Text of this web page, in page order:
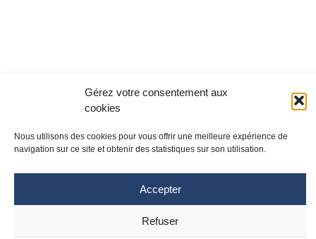
Gérez votre consentement aux
cookies
Nous utilisons des cookies pour vous offrir une meilleure expérience de
navigation sur ce site et obtenir des statistiques sur son utilisation.
Accepter
Refuser
Site Toulouse Site Montpellier
Tél : 04 67 33 74 69